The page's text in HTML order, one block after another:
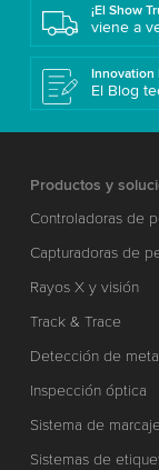
¡El Show
viene a
Innovation
El Blog
Productos y
Controladoras de
Capturadoras de
Rayos X y visión
Track & Trace
Detección de
Inspección óptica
Sistema de marcaje
Sistemas de